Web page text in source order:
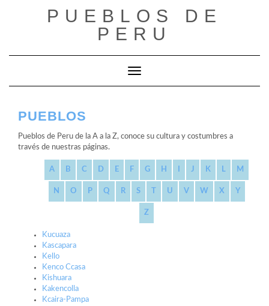
PUEBLOS DE
PERU
Cambiar modo de navegación
PUEBLOS
Pueblos de Peru de la A a la Z, conoce su cultura y costumbres a
través de nuestras páginas.
A B C D E F G H J K L M
N O P Q R S U V W X Y
Z
Kucuaza
Kascapara
Kello
Kenco Ccasa
Kishuara
Kakencolla
Kcaira-Pampa